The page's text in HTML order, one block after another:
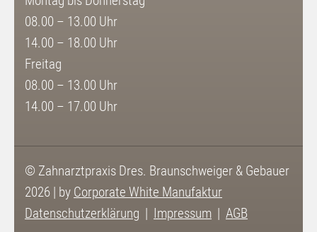
08.00 – 13.00 Uhr
14.00 – 18.00 Uhr
Freitag
08.00 – 13.00 Uhr
14.00 – 17.00 Uhr
© Zahnarztpraxis Dres. Braunschweiger & Gebauer
2026 | by Corporate White Manufaktur
Datenschutzerklärung
Impressum AGB